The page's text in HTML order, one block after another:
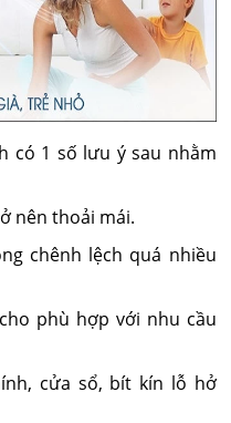
có 1 số lưu ý sau nhằm
nên thoải mái.
chênh lệch quá nhiều
phù hợp với nhu cầu
cửa sổ, bít kín lỗ hở